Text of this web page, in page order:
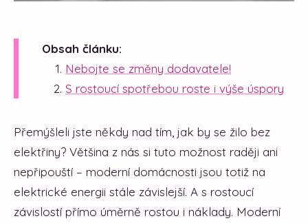
Obsah článku:
Nebojte se změny dodavatele!
S rostoucí spotřebou roste i výše úspory
Přemýšleli jste někdy nad tím, jak by se žilo bez
elektřiny? Většina z nás si tuto možnost raději ani
nepřipouští – moderní domácnosti jsou totiž na
elektrické energii stále závislejší. A s rostoucí
závislostí přímo úměrně rostou i náklady. Moderní